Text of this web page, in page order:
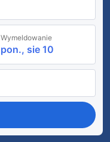
Wymeldowanie
pon., sie 10